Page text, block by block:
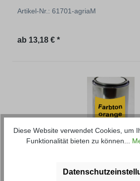
Artikel-Nr.: 61701-agriaM
Regulärer Preis:
ab 13,18 € *
Farbton Orange - Auswahl
Größen: 1, 5 oder 20 Liter,
Diese Website verwendet Cookies, um
Funktionalität bieten zu können...